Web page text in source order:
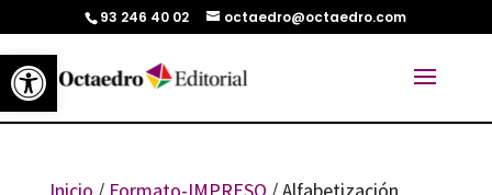
Abrir barra de herramientas
93 246 40 02 octaedro@octaedro.com